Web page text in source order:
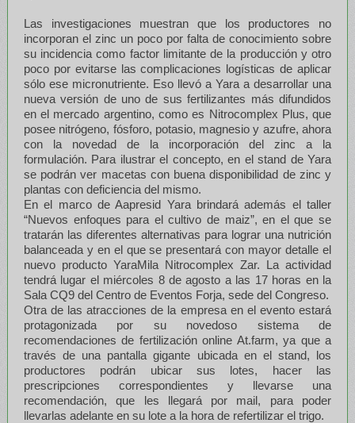
Las investigaciones muestran que los productores no
incorporan el zinc un poco por falta de conocimiento sobre
su incidencia como factor limitante de la producción y otro
poco por evitarse las complicaciones logísticas de aplicar
sólo ese micronutriente. Eso llevó a Yara a desarrollar una
nueva versión de uno de sus fertilizantes más difundidos
en el mercado argentino, como es Nitrocomplex Plus, que
posee nitrógeno, fósforo, potasio, magnesio y azufre, ahora
con la novedad de la incorporación del zinc a la
formulación. Para ilustrar el concepto, en el stand de Yara
se podrán ver macetas con buena disponibilidad de zinc y
plantas con deficiencia del mismo.
En el marco de Aapresid Yara brindará además el taller
“Nuevos enfoques para el cultivo de maiz”, en el que se
tratarán las diferentes alternativas para lograr una nutrición
balanceada y en el que se presentará con mayor detalle el
nuevo producto YaraMila Nitrocomplex Zar. La actividad
tendrá lugar el miércoles 8 de agosto a las 17 horas en la
Sala CQ9 del Centro de Eventos Forja, sede del Congreso.
Otra de las atracciones de la empresa en el evento estará
protagonizada por su novedoso sistema de
recomendaciones de fertilización online At.farm, ya que a
través de una pantalla gigante ubicada en el stand, los
productores podrán ubicar sus lotes, hacer las
prescripciones correspondientes y llevarse una
recomendación, que les llegará por mail, para poder
llevarlas adelante en su lote a la hora de refertilizar el trigo.